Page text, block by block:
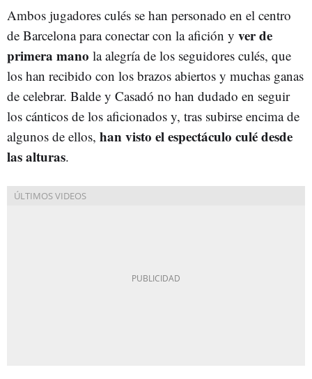
Ambos jugadores culés se han personado en el centro
de Barcelona para conectar con la afición y ver de
primera mano la alegría de los seguidores culés, que
los han recibido con los brazos abiertos y muchas ganas
de celebrar. Balde y Casadó no han dudado en seguir
los cánticos de los aficionados y, tras subirse encima de
algunos de ellos, han visto el espectáculo culé desde
las alturas.